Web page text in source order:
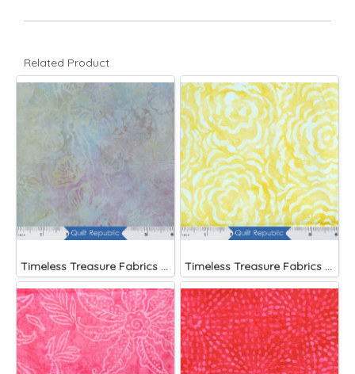
Related Product
Timeless Treasure Fabrics Tonga Batiks Mariposa Celular Tropical Flowers Mist) Timeless Treasure Fabrics Tonga Batiks Splash Brightside Large Roses Sun